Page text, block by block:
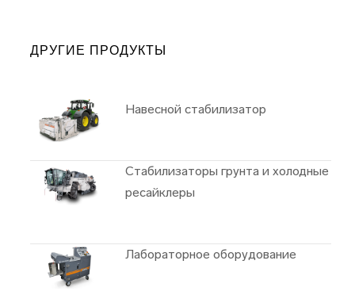
ДРУГИЕ ПРОДУКТЫ
Навесной стабилизатор
Cтабилизаторы грунта и xолодные
ресайклеры
Лабораторное оборудование